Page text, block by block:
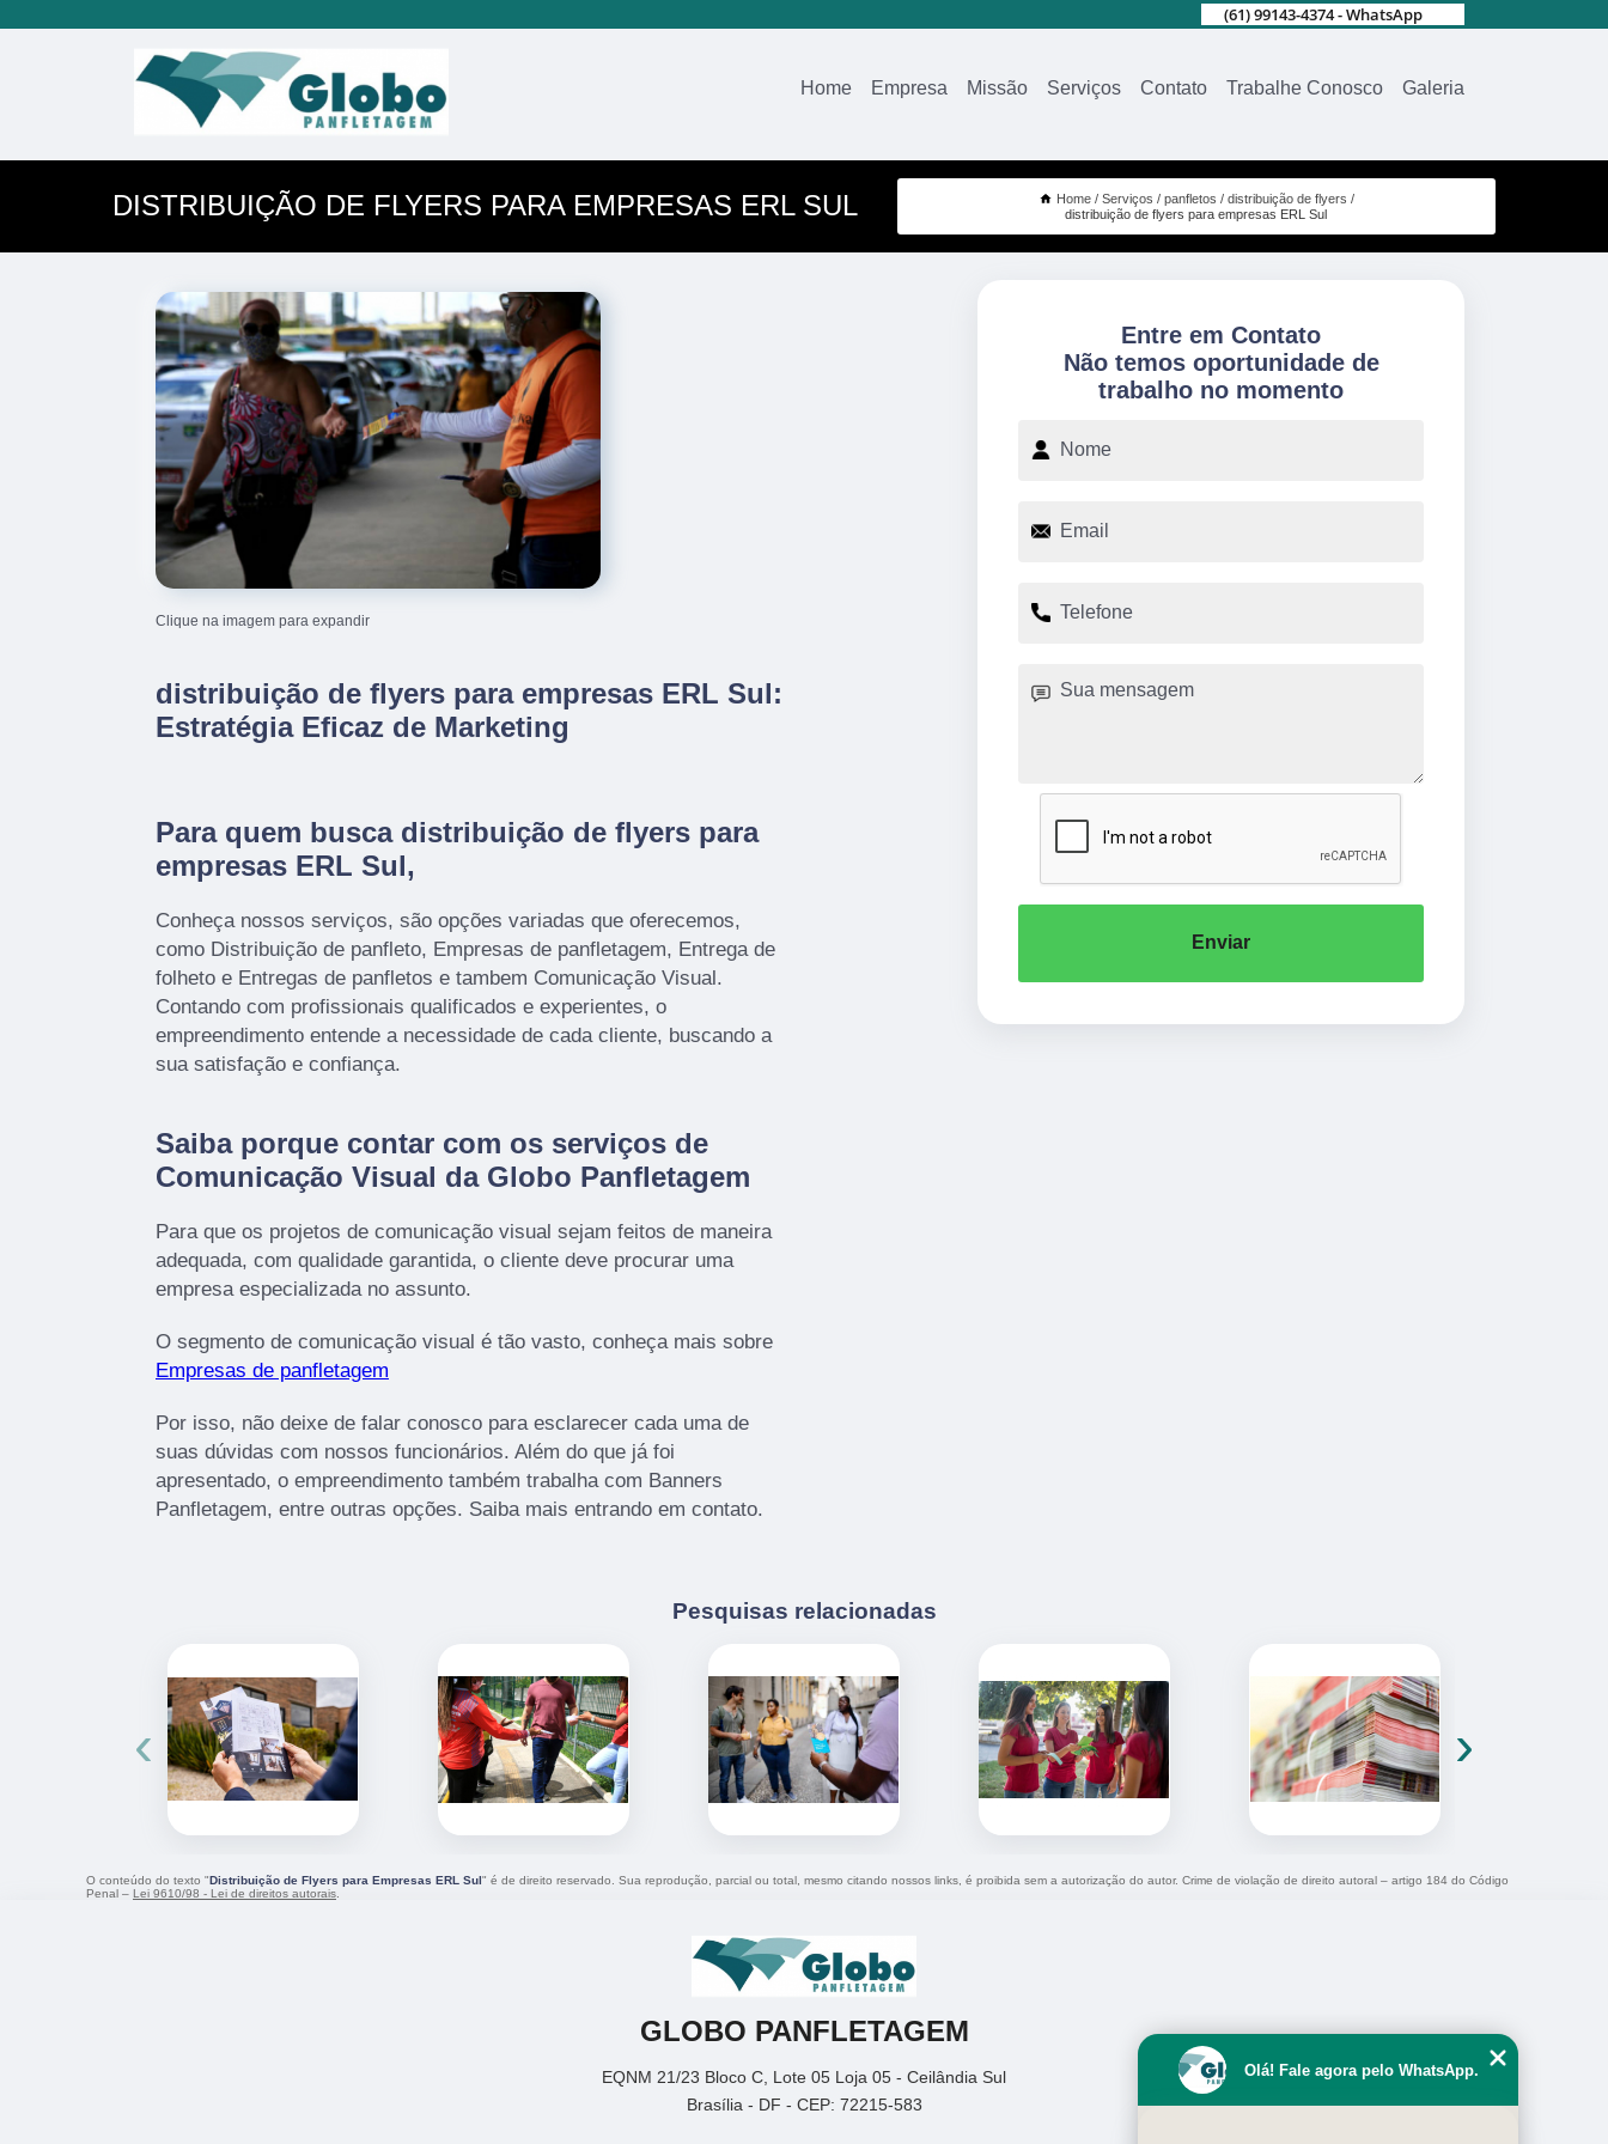
(61) 99143-4374 - WhatsApp
Home Empresa Missão Serviços Contato Trabalhe Conosco Galeria
DISTRIBUIÇÃO DE FLYERS PARA EMPRESAS ERL SUL Home Serviços panfletos
distribuição de flyers
distribuição de flyers para empresas ERL Sul
Clique na imagem para expandir
distribuição de flyers para empresas ERL Sul:
Estratégia Eficaz de Marketing
Para quem busca distribuição de flyers para
empresas ERL Sul,
Conheça nossos serviços, são opções variadas que oferecemos,
como Distribuição de panfleto, Empresas de panfletagem, Entrega de
folheto e Entregas de panfletos e tambem Comunicação Visual.
Contando com profissionais qualificados e experientes, o
empreendimento entende a necessidade de cada cliente, buscando a
sua satisfação e confiança.
Saiba porque contar com os serviços de
Comunicação Visual da Globo Panfletagem
Para que os projetos de comunicação visual sejam feitos de maneira
adequada, com qualidade garantida, o cliente deve procurar uma
empresa especializada no assunto.
O segmento de comunicação visual é tão vasto, conheça mais sobre
Empresas de panfletagem
Por isso, não deixe de falar conosco para esclarecer cada uma de
suas dúvidas com nossos funcionários. Além do que já foi
apresentado, o empreendimento também trabalha com Banners
Panfletagem, entre outras opções. Saiba mais entrando em contato.
Entre em Contato
Não temos oportunidade de
trabalho no momento
Enviar
Pesquisas relacionadas
‹ ›
O conteúdo do texto "Distribuição de Flyers para Empresas ERL Sul" é de direito reservado. Sua reprodução, parcial ou total, mesmo citando nossos links, é proibida sem a autorização do autor. Crime de violação de direito autoral – artigo 184 do Código
Penal – Lei 9610/98 - Lei de direitos autorais
GLOBO PANFLETAGEM
EQNM 21/23 Bloco C, Lote 05 Loja 05 - Ceilândia Sul
Brasília - DF - CEP: 72215-583
Olá! Fale agora pelo WhatsApp.